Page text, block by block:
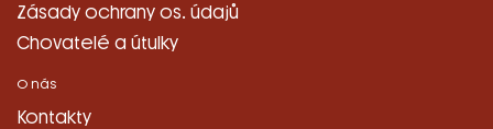
Zásady ochrany os. údajů
Chovatelé a útulky
O nás
Kontakty